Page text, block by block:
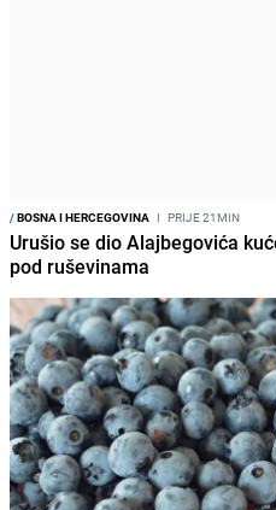
/BOSNA I HERCEGOVINA I PRIJE 21MIN
Urušio se dio Alajbegovića
pod ruševinama